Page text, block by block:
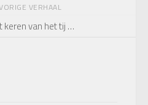
VERHAAL
keren van het tij …